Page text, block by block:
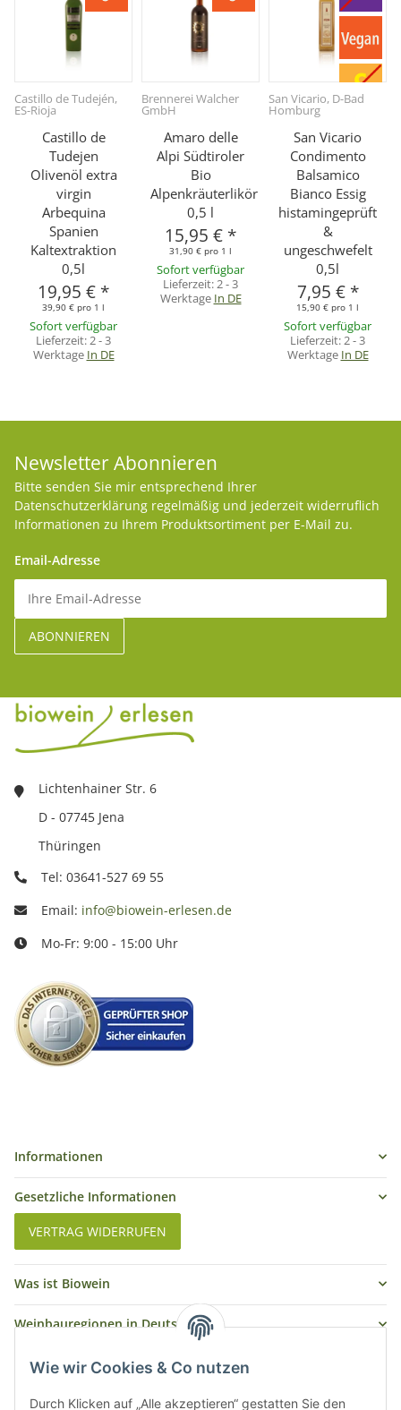
Wie wir Cookies & Co nutzen
Durch Klicken auf „Alle akzeptieren“ gestatten Sie den
Castillo de Tudején,
ES-Rioja
Castillo de
Tudejen
Olivenöl extra
virgin
Arbequina
Spanien
Kaltextraktion
0,5l
19,95 € *
39,90 € pro 1 l
Sofort verfügbar
Lieferzeit:2 - 3
Werktage In DE
Brennerei Walcher
GmbH
Amaro delle
Alpi Südtiroler
Bio
Alpenkräuterlikör
0,5 l
15,95 € *
31,90 € pro 1 l
Sofort verfügbar
Lieferzeit:2 - 3
Werktage In DE
San Vicario, D-Bad
Homburg
San Vicario
Condimento
Balsamico
Bianco Essig
histamingeprüft
&
ungeschwefelt
0,5l
7,95 € *
15,90 € pro 1 l
Sofort verfügbar
Lieferzeit:2 - 3
Werktage In DE
Newsletter Abonnieren
Bitte senden Sie mir entsprechend Ihrer
Datenschutzerklärung regelmäßig und jederzeit widerruflich
Informationen zu Ihrem Produktsortiment per E-Mail zu.
Email-Adresse
Lichtenhainer Str. 6
D - 07745 Jena
Thüringen
Tel: 03641-527 69 55
Email: info@biowein-erlesen.de
Mo-Fr: 9:00 - 15:00 Uhr
Informationen
Gesetzliche Informationen
VERTRAG WIDERRUFEN
Was ist Biowein
Weinbauregionen in Deutschland
Weinbauregionen und Weinbaugebiete in Österreich
Weiße Rebsorten